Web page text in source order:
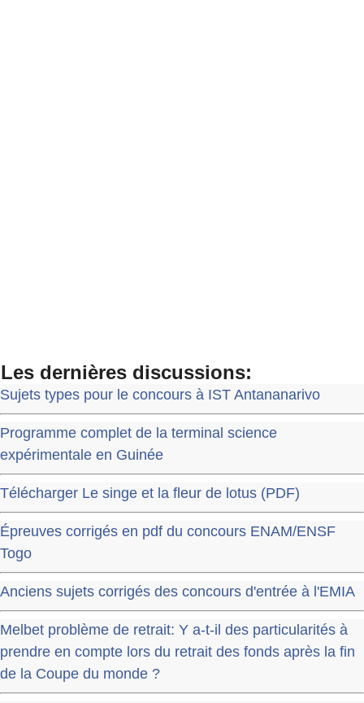
Les dernières discussions:
Sujets types pour le concours à IST Antananarivo
Programme complet de la terminal science
expérimentale en Guinée
Télécharger Le singe et la fleur de lotus (PDF)
Épreuves corrigés en pdf du concours ENAM/ENSF
Togo
Anciens sujets corrigés des concours d'entrée à l'EMIA
Melbet problème de retrait: Y a-t-il des particularités à
prendre en compte lors du retrait des fonds après la fin
de la Coupe du monde ?